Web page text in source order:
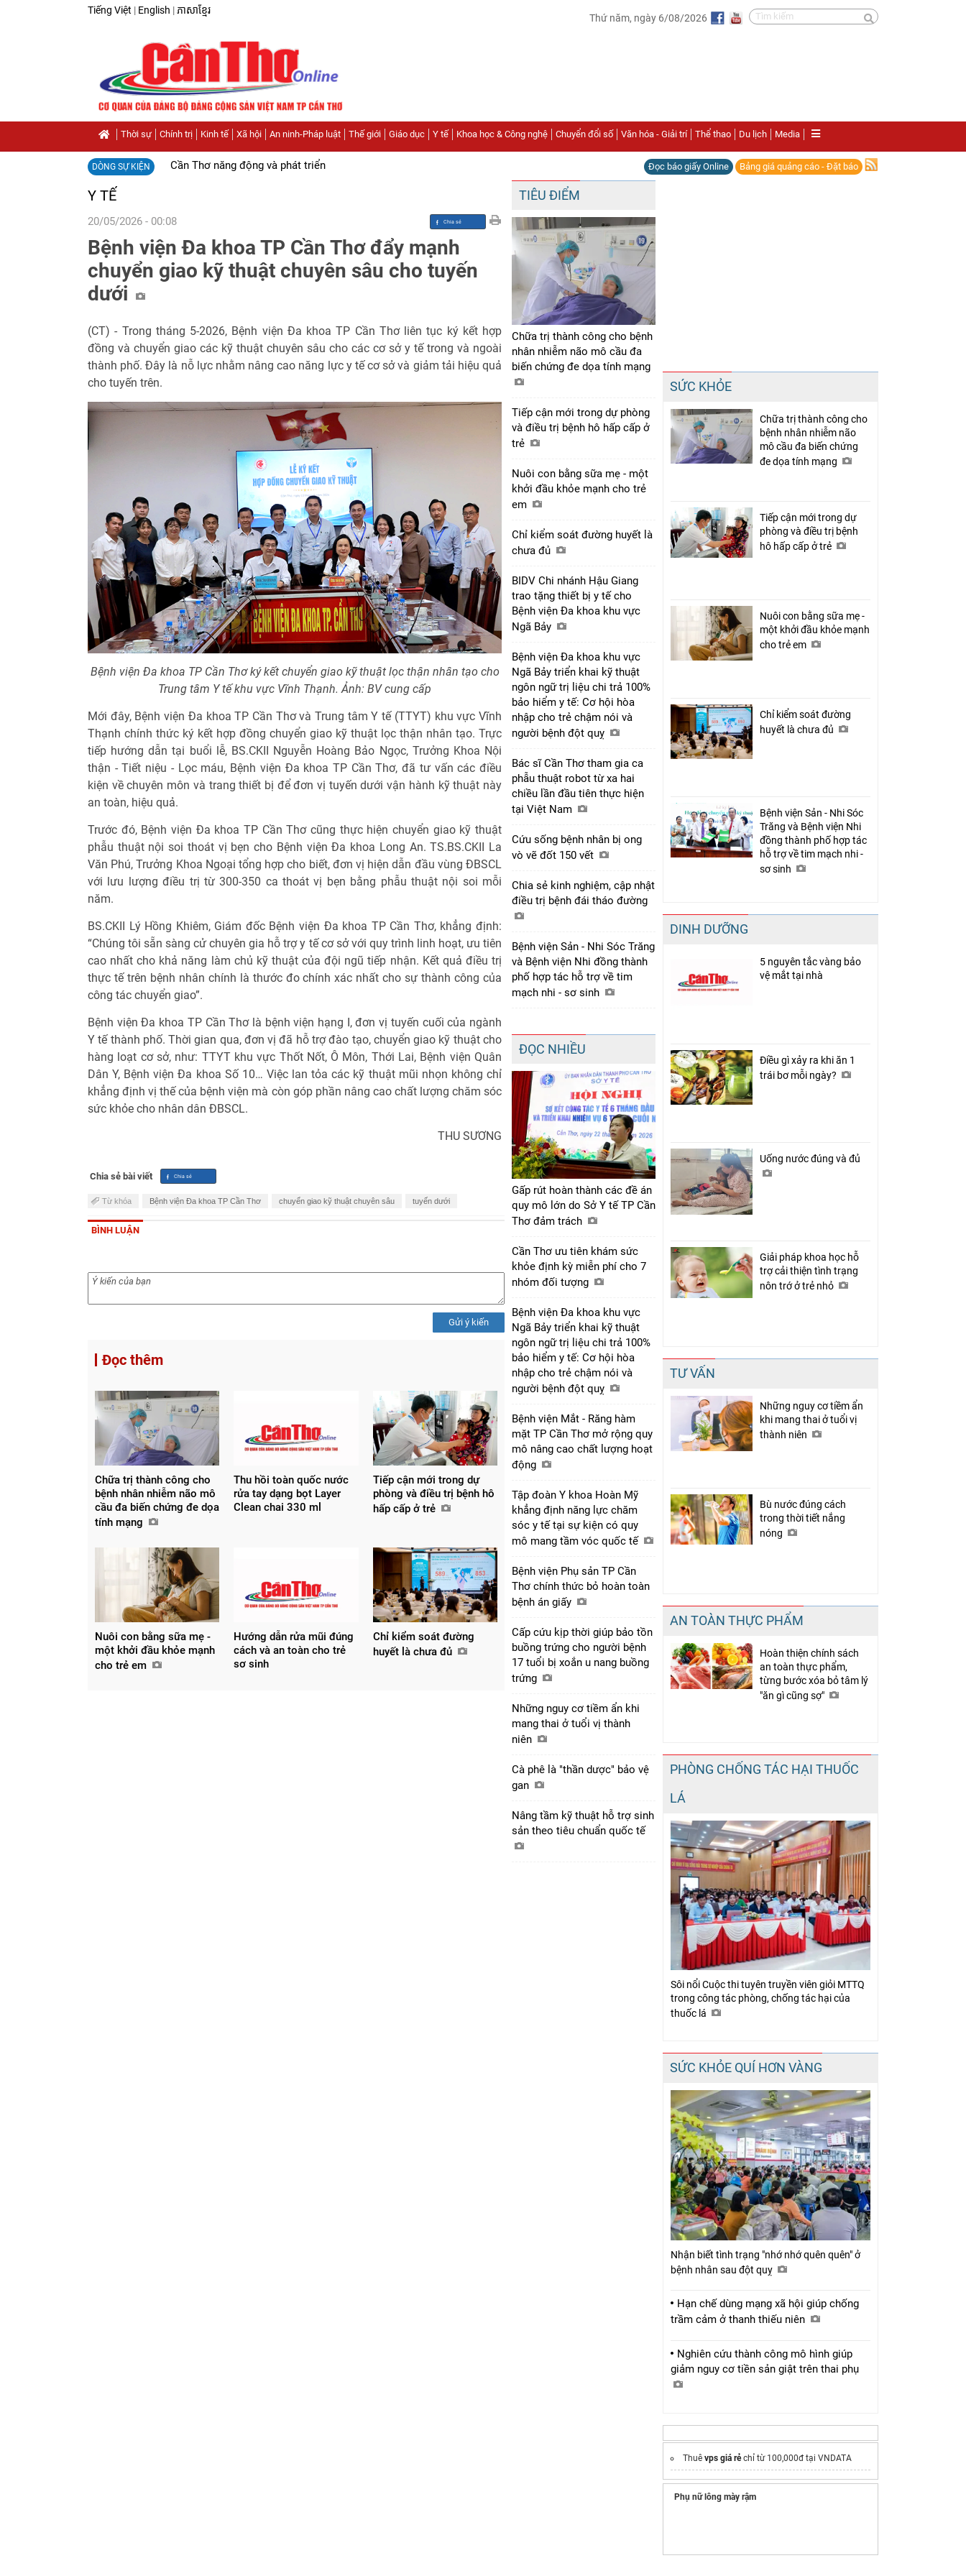
Tiếng Việt | English | ភាសាខ្មែរ
Thứ năm, ngày 6/08/2026
Thời sự Chính trị Kinh tế Xã hội An ninh-Pháp luật Thế giới Giáo dục Y tế Khoa học & Công nghệ Chuyển đổi số Văn hóa - Giải trí Thể thao Du lịch Media
DÒNG SỰ KIỆN Cần Thơ năng động và phát triển Đọc báo giấy Online Bảng giá quảng cáo - Đặt báo
Y TẾ
20/05/2026 - 00:08
Chia sẻ
Facebook
Bệnh viện Đa khoa TP Cần Thơ đẩy mạnh
chuyển giao kỹ thuật chuyên sâu cho tuyến
dưới
(CT) - Trong tháng 5-2026, Bệnh viện Đa khoa TP Cần Thơ liên tục ký kết hợp
đồng và chuyển giao các kỹ thuật chuyên sâu cho các cơ sở y tế trong và ngoài
thành phố. Đây là nỗ lực nhằm nâng cao năng lực y tế cơ sở và giảm tải hiệu quả
cho tuyến trên.
Bệnh viện Đa khoa TP Cần Thơ ký kết chuyển giao kỹ thuật lọc thận nhân tạo cho
Trung tâm Y tế khu vực Vĩnh Thạnh. Ảnh: BV cung cấp
Mới đây, Bệnh viện Đa khoa TP Cần Thơ và Trung tâm Y tế (TTYT) khu vực Vĩnh
Thạnh chính thức ký kết hợp đồng chuyển giao kỹ thuật lọc thận nhân tạo. Trực
tiếp hướng dẫn tại buổi lễ, BS.CKII Nguyễn Hoàng Bảo Ngọc, Trưởng Khoa Nội
thận - Tiết niệu - Lọc máu, Bệnh viện Đa khoa TP Cần Thơ, đã tư vấn các điều
kiện về chuyên môn và trang thiết bị để đơn vị tuyến dưới vận hành kỹ thuật này
an toàn, hiệu quả.
Trước đó, Bệnh viện Đa khoa TP Cần Thơ cũng thực hiện chuyển giao kỹ thuật
phẫu thuật nội soi thoát vị bẹn cho Bệnh viện Đa khoa Long An. TS.BS.CKII La
Văn Phú, Trưởng Khoa Ngoại tổng hợp cho biết, đơn vị hiện dẫn đầu vùng ĐBSCL
với lưu lượng điều trị từ 300-350 ca thoát vị bẹn bằng phẫu thuật nội soi mỗi
năm.
BS.CKII Lý Hồng Khiêm, Giám đốc Bệnh viện Đa khoa TP Cần Thơ, khẳng định:
“Chúng tôi sẵn sàng cử chuyên gia hỗ trợ y tế cơ sở với quy trình linh hoạt, ưu tiên
cao nhất cho khả năng làm chủ kỹ thuật của đội ngũ tiếp nhận. Kết quả điều trị
thực tế trên bệnh nhân chính là thước đo chính xác nhất cho sự thành công của
công tác chuyển giao”.
Bệnh viện Đa khoa TP Cần Thơ là bệnh viện hạng I, đơn vị tuyến cuối của ngành
Y tế thành phố. Thời gian qua, đơn vị đã hỗ trợ đào tạo, chuyển giao kỹ thuật cho
hàng loạt cơ sở, như: TTYT khu vực Thốt Nốt, Ô Môn, Thới Lai, Bệnh viện Quân
Dân Y, Bệnh viện Đa khoa Số 10… Việc lan tỏa các kỹ thuật mũi nhọn không chỉ
khẳng định vị thế của bệnh viện mà còn góp phần nâng cao chất lượng chăm sóc
sức khỏe cho nhân dân ĐBSCL.
THU SƯƠNG
Chia sẻ bài viết
Từ khóa Bệnh viện Đa khoa TP Cần Thơ chuyển giao kỹ thuật chuyên sâu tuyến dưới
BÌNH LUẬN
Gửi ý kiến
Đọc thêm
Chữa trị thành công cho
bệnh nhân nhiễm não mô
cầu đa biến chứng đe dọa
tính mạng
Thu hồi toàn quốc nước
rửa tay dạng bọt Layer
Clean chai 330 ml
Tiếp cận mới trong dự
phòng và điều trị bệnh hô
hấp cấp ở trẻ
Nuôi con bằng sữa mẹ -
một khởi đầu khỏe mạnh
cho trẻ em
Hướng dẫn rửa mũi đúng
cách và an toàn cho trẻ
sơ sinh
Chỉ kiểm soát đường
huyết là chưa đủ
TIÊU ĐIỂM
Chữa trị thành công cho bệnh
nhân nhiễm não mô cầu đa
biến chứng đe dọa tính mạng
Tiếp cận mới trong dự phòng
và điều trị bệnh hô hấp cấp ở
trẻ
Nuôi con bằng sữa mẹ - một
khởi đầu khỏe mạnh cho trẻ
em
Chỉ kiểm soát đường huyết là
chưa đủ
BIDV Chi nhánh Hậu Giang
trao tặng thiết bị y tế cho
Bệnh viện Đa khoa khu vực
Ngã Bảy
Bệnh viện Đa khoa khu vực
Ngã Bảy triển khai kỹ thuật
ngôn ngữ trị liệu chi trả 100%
bảo hiểm y tế: Cơ hội hòa
nhập cho trẻ chậm nói và
người bệnh đột quỵ
Bác sĩ Cần Thơ tham gia ca
phẫu thuật robot từ xa hai
chiều lần đầu tiên thực hiện
tại Việt Nam
Cứu sống bệnh nhân bị ong
vò vẽ đốt 150 vết
Chia sẻ kinh nghiệm, cập nhật
điều trị bệnh đái tháo đường
Bệnh viện Sản - Nhi Sóc Trăng
và Bệnh viện Nhi đồng thành
phố hợp tác hỗ trợ về tim
mạch nhi - sơ sinh
ĐỌC NHIỀU
Gấp rút hoàn thành các đề án
quy mô lớn do Sở Y tế TP Cần
Thơ đảm trách
Cần Thơ ưu tiên khám sức
khỏe định kỳ miễn phí cho 7
nhóm đối tượng
Bệnh viện Đa khoa khu vực
Ngã Bảy triển khai kỹ thuật
ngôn ngữ trị liệu chi trả 100%
bảo hiểm y tế: Cơ hội hòa
nhập cho trẻ chậm nói và
người bệnh đột quỵ
Bệnh viện Mắt - Răng hàm
mặt TP Cần Thơ mở rộng quy
mô nâng cao chất lượng hoạt
động
Tập đoàn Y khoa Hoàn Mỹ
khẳng định năng lực chăm
sóc y tế tại sự kiện có quy
mô mang tầm vóc quốc tế
Bệnh viện Phụ sản TP Cần
Thơ chính thức bỏ hoàn toàn
bệnh án giấy
Cấp cứu kịp thời giúp bảo tồn
buồng trứng cho người bệnh
17 tuổi bị xoắn u nang buồng
trứng
Những nguy cơ tiềm ẩn khi
mang thai ở tuổi vị thành
niên
Cà phê là "thần dược" bảo vệ
gan
Nâng tầm kỹ thuật hỗ trợ sinh
sản theo tiêu chuẩn quốc tế
SỨC KHỎE
Chữa trị thành công cho
bệnh nhân nhiễm não
mô cầu đa biến chứng
đe dọa tính mạng
Tiếp cận mới trong dự
phòng và điều trị bệnh
hô hấp cấp ở trẻ
Nuôi con bằng sữa mẹ -
một khởi đầu khỏe mạnh
cho trẻ em
Chỉ kiểm soát đường
huyết là chưa đủ
Bệnh viện Sản - Nhi Sóc
Trăng và Bệnh viện Nhi
đồng thành phố hợp tác
hỗ trợ về tim mạch nhi -
sơ sinh
DINH DƯỠNG
5 nguyên tắc vàng bảo
vệ mắt tại nhà
Điều gì xảy ra khi ăn 1
trái bơ mỗi ngày?
Uống nước đúng và đủ
Giải pháp khoa học hỗ
trợ cải thiện tình trạng
nôn trớ ở trẻ nhỏ
TƯ VẤN
Những nguy cơ tiềm ẩn
khi mang thai ở tuổi vị
thành niên
Bù nước đúng cách
trong thời tiết nắng
nóng
AN TOÀN THỰC PHẨM
Hoàn thiện chính sách
an toàn thực phẩm,
từng bước xóa bỏ tâm lý
"ăn gì cũng sợ"
PHÒNG CHỐNG TÁC HẠI THUỐC
LÁ
Sôi nổi Cuộc thi tuyên truyền viên giỏi MTTQ
trong công tác phòng, chống tác hại của
thuốc lá
SỨC KHỎE QUÍ HƠN VÀNG
Nhận biết tình trạng "nhớ nhớ quên quên" ở
bệnh nhân sau đột quỵ
Hạn chế dùng mạng xã hội giúp chống
trầm cảm ở thanh thiếu niên
Nghiên cứu thành công mô hình giúp
giảm nguy cơ tiền sản giật trên thai phụ
Thuê vps giá rẻchỉ từ 100,000đ tại VNDATA
Phụ nữ lông mày rậm